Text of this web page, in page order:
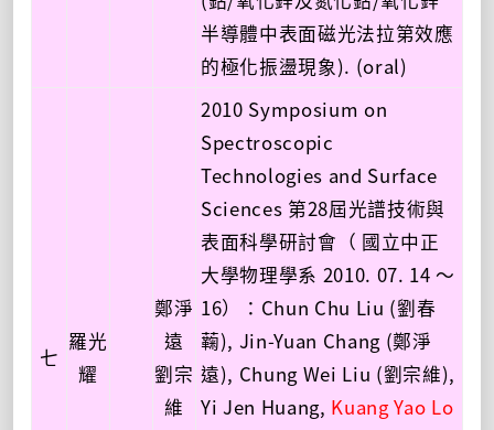
半導體中表面磁光法拉第效應
的極化振盪現象). (oral)
七
羅光
耀
鄭淨
遠
劉宗
維
2010 Symposium on
Spectroscopic
Technologies and Surface
Sciences 第28屆光譜技術與
表面科學研討會（ 國立中正
大學物理學系 2010. 07. 14 ～
16）：Chun Chu Liu (劉春
蘜), Jin-Yuan Chang (鄭淨
遠), Chung Wei Liu (劉宗維),
Yi Jen Huang, Kuang Yao Lo